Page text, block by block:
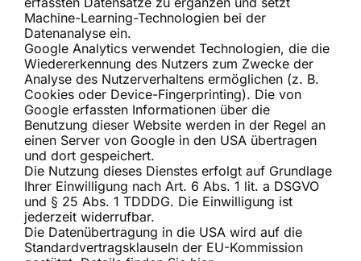
Machine-Learning-Technologien bei der
Datenanalyse ein.
Google Analytics verwendet Technologien, die die
Wiedererkennung des Nutzers zum Zwecke der
Analyse des Nutzerverhaltens ermöglichen (z. B.
Cookies oder Device-Fingerprinting). Die von
Google erfassten Informationen über die
Benutzung dieser Website werden in der Regel an
einen Server von Google in den USA übertragen
und dort gespeichert.
Die Nutzung dieses Dienstes erfolgt auf Grundlage
Ihrer Einwilligung nach Art. 6 Abs. 1 lit. a DSGVO
und § 25 Abs. 1 TDDDG. Die Einwilligung ist
jederzeit widerrufbar.
Die Datenübertragung in die USA wird auf die
Standardvertragsklauseln der EU-Kommission